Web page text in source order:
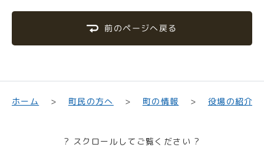
前のページへ戻る
ホーム 町民の方へ 町の情報 役場の紹介
? スクロールしてご覧ください ?